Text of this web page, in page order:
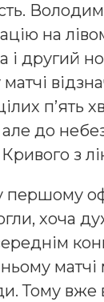
на
і другий
п’ять
але до
з
першому
хоча
матчі
Тому вже